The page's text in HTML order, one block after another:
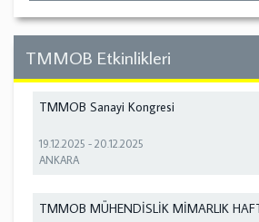
TMMOB Etkinlikleri
TMMOB Sanayi Kongresi
19.12.2025 -20.12.2025
ANKARA
TMMOB MÜHENDİSLİK MİMARLIK